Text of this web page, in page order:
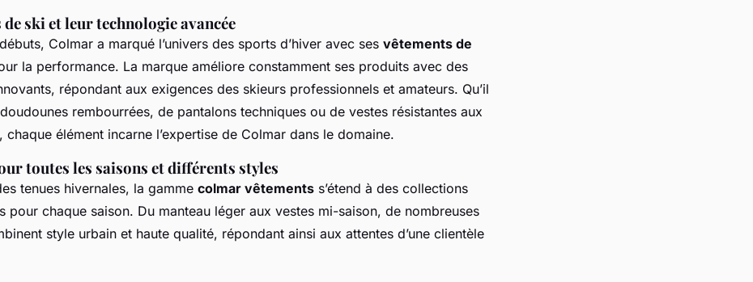
de ski et leur technologie avancée
Colmar a marqué l’univers des sports d’hiver avec ses vêtements de
la performance. La marque améliore constamment ses produits avec des
répondant aux exigences des skieurs professionnels et amateurs. Qu’il
doudounes rembourrées, de pantalons techniques ou de vestes résistantes aux
chaque élément incarne l’expertise de Colmar dans le domaine.
toutes les saisons et différents styles
tenues hivernales, la gamme colmar vêtements s’étend à des collections
pour chaque saison. Du manteau léger aux vestes mi-saison, de nombreuses
style urbain et haute qualité, répondant ainsi aux attentes d’une clientèle